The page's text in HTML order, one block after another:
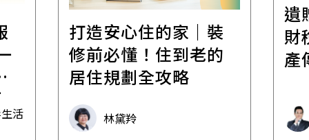
遺贈稅規劃直播課│
財稅專家親授，讓資
產傳承更有效率
財稅專家 朱家棟
百
經